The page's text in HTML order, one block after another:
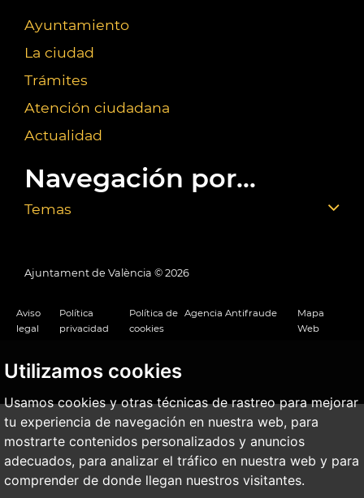
Utilizamos cookies
Usamos cookies y otras técnicas de rastreo para mejorar
tu experiencia de navegación en nuestra web, para
mostrarte contenidos personalizados y anuncios
adecuados, para analizar el tráfico en nuestra web y para
comprender de donde llegan nuestros visitantes.
Ayuntamiento
La ciudad
Trámites
Atención ciudadana
Actualidad
Navegación por...
Temas
Ajuntament de València © 2026
Aviso
legal
Política
privacidad
Política de
cookies
Agencia Antifraude
Mapa
Web